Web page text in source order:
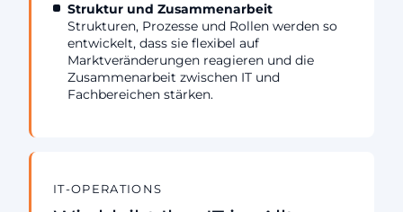
Struktur und Zusammenarbeit
Strukturen, Prozesse und Rollen werden so
entwickelt, dass sie flexibel auf
Marktveränderungen reagieren und die
Zusammenarbeit zwischen IT und
Fachbereichen stärken.
IT-OPERATIONS